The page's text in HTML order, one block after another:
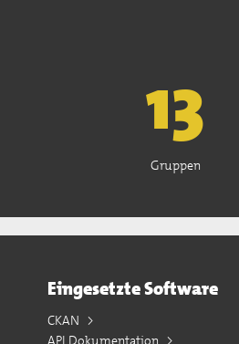
13
Gruppen
Eingesetzte Software
CKAN
API Dokumentation